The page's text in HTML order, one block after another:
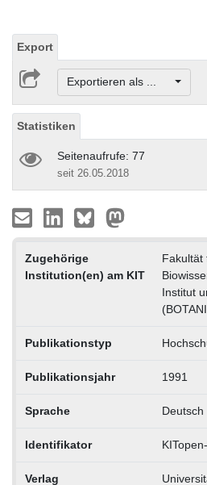
Export
Exportieren als ...
Statistiken
Seitenaufrufe: 77
seit 26.05.2018
Zugehörige
Institution(en) am KIT
Fakultät
Institut
Publikationstyp
Publikationsjahr 1991
Sprache Deutsch
Identifikator
Verlag